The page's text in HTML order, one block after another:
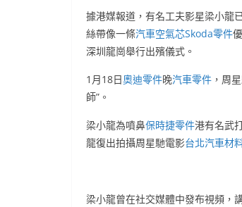
據港媒報道，有名工夫影星梁小龍
絲帶像一條汽車空氣芯Skoda零件
深圳龍崗舉行出殯儀式。
1月18日奧迪零件晚汽車零件 ，周
師”。
梁小龍為噴鼻保時捷零件港有名武
龍復出拍攝周星馳電影台北汽車材
梁小龍曾在社交媒體中發布視頻，